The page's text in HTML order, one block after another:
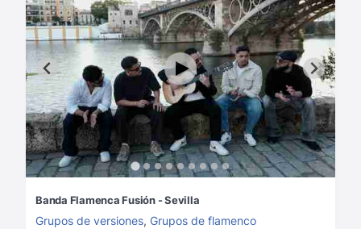
Banda Flamenca Fusión - Sevilla
Grupos de versiones, Grupos de flamenco